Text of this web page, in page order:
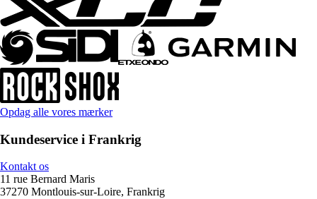
Opdag alle vores mærker
Kundeservice i Frankrig
Kontakt os
11 rue Bernard Maris
37270 Montlouis-sur-Loire, Frankrig